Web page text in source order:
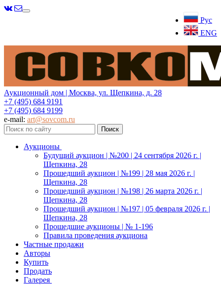
Рус
ENG
Меню
Аукционный дом | Москва, ул. Щепкина, д. 28
+7 (495) 684 9191
+7 (495) 684 9199
e-mail: art@sovcom.ru
Аукционы
Будущий аукцион | №200 | 24 сентября 2026 г. |
Щепкина, 28
Прошедший аукцион | №199 | 28 мая 2026 г. |
Щепкина, 28
Прошедший аукцион | №198 | 26 марта 2026 г. |
Щепкина, 28
Прошедший аукцион | №197 | 05 февраля 2026 г. |
Щепкина, 28
Прошедшие аукционы | № 1-196
Правила проведения аукциона
Частные продажи
Авторы
Купить
Продать
Галерея